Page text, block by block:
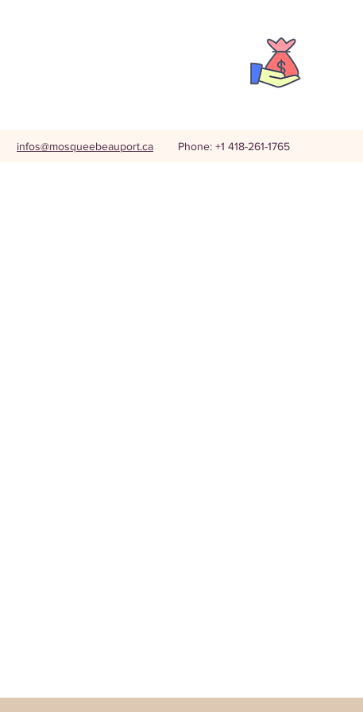
infos@mosqueebeauport.ca Phone: +1 418-261-1765